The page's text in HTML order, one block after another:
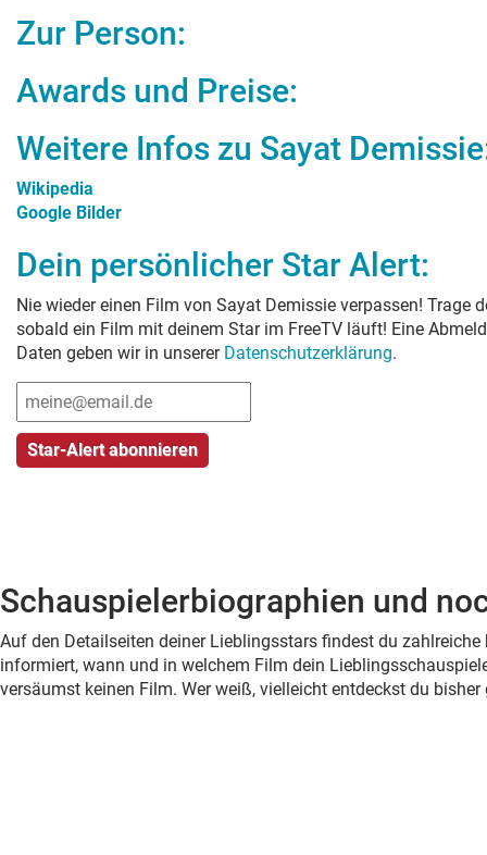
Zur Person:
Awards und Preise:
Weitere Infos zu Sayat Demissie
Wikipedia
Google Bilder
Dein persönlicher Star Alert:
Nie wieder einen Film von Sayat Demissie verpassen! Trage
sobald ein Film mit deinem Star im FreeTV läuft! Eine
Daten geben wir in unserer Datenschutzerklärung.
Schauspielerbiographien und
Auf den Detailseiten deiner Lieblingsstars findest du
informiert, wann und in welchem Film dein
versäumst keinen Film. Wer weiß, vielleicht entdeckst du